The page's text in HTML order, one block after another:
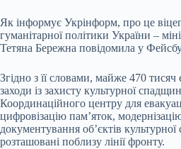
Як інформує Укрінформ, про це
гуманітарної політики України –
Тетяна Бережна повідомила у
Згідно з її словами, майже 470 тисяч
заходи із захисту культурної
Координаційного центру для
цифровізацію пам’яток,
документування об’єктів
розташовані поблизу лінії фронту.